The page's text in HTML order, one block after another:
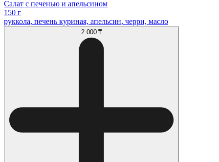
Салат с печенью и апельсином
150 г
руккола, печень куриная, апельсин, черри, масло
2 000 ₸